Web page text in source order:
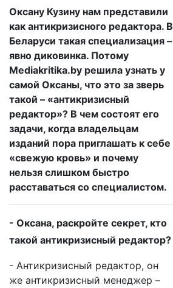
Оксану Кузину нам представили
как антикризисного редактора. В
Беларуси такая специализация –
явно диковинка. Потому
Mediakritika.by решила узнать у
самой Оксаны, что это за зверь
такой – «антикризисный
редактор»? В чем состоят его
задачи, когда владельцам
изданий пора приглашать к себе
«свежую кровь» и почему
нельзя слишком быстро
расставаться со специалистом.
- Оксана, раскройте секрет, кто
такой антикризисный редактор?
- Антикризисный редактор, он
же антикризисный менеджер –